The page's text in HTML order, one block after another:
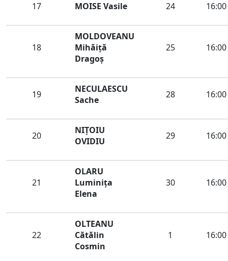
17 MOISE Vasile 24 16:00
18
MOLDOVEANU
Mihăiţă
Dragoş
25 16:00
19
NECULAESCU
Sache
28 16:00
20
NIȚOIU
OVIDIU
29 16:00
21
OLARU
Luminiţa
Elena
30 16:00
22
OLTEANU
Cătălin
Cosmin
1 16:00